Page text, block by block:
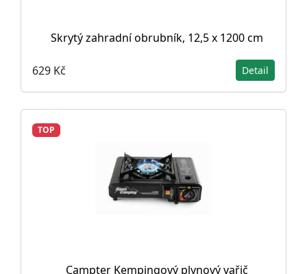
Skrytý zahradní obrubník, 12,5 x 1200 cm
629 Kč Detail
TOP
Campter Kempingový plynový vařič